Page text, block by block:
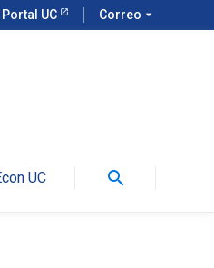
Portal UC Correo arrow_drop_down
UC search